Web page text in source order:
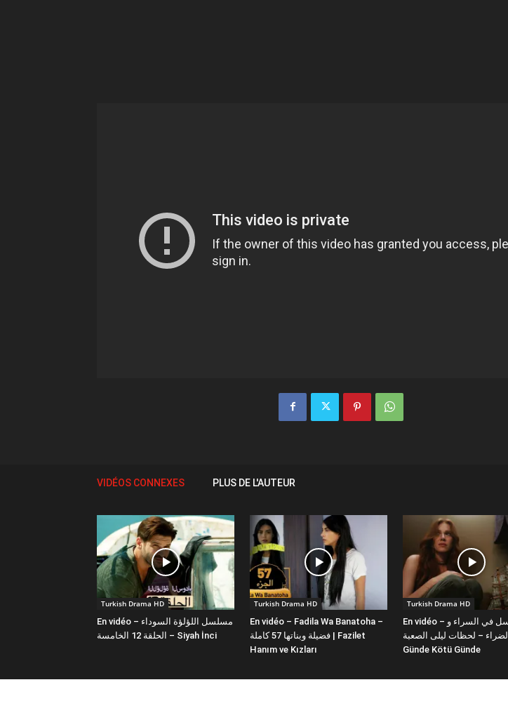
VIDÉOS CONNEXES PLUS DE L'AUTEUR
Turkish Drama HD
En vidéo – مسلسل اللؤلؤة السوداء
الحلقة 12 الخامسة – Siyah İnci
Turkish Drama HD
En vidéo – Fadila Wa Banatoha –
فضيلة وبناتها 57 كاملة | Fazilet
Hanım ve Kızları
Turkish Drama HD
En vidéo – مسلسل في السراء و
الضراء – لحظات ليلى الصعبة | İyi
Günde Kötü Günde